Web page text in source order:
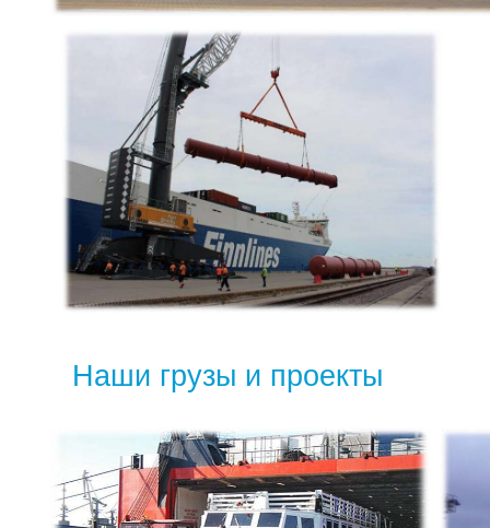
Наши грузы и проекты